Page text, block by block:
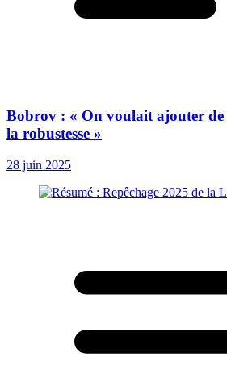
Bobrov : « On voulait ajouter de
la robustesse »
28 juin 2025